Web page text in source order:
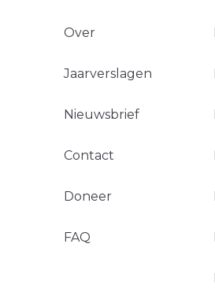
Over
Jaarverslagen
Nieuwsbrief
Contact
Doneer
FAQ